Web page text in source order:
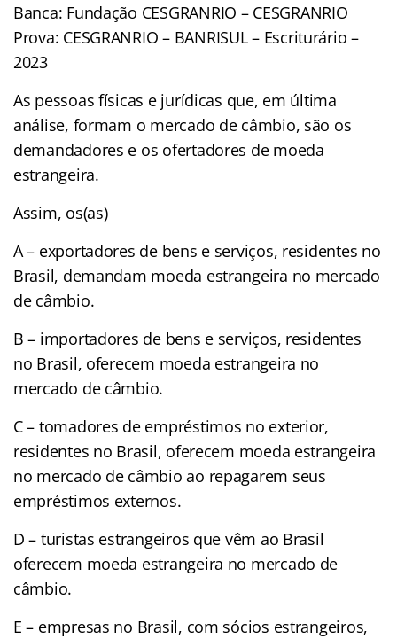
Banca: Fundação CESGRANRIO – CESGRANRIO
Prova: CESGRANRIO – BANRISUL – Escriturário –
2023
As pessoas físicas e jurídicas que, em última
análise, formam o mercado de câmbio, são os
demandadores e os ofertadores de moeda
estrangeira.
Assim, os(as)
A – exportadores de bens e serviços, residentes no
Brasil, demandam moeda estrangeira no mercado
de câmbio.
B – importadores de bens e serviços, residentes
no Brasil, oferecem moeda estrangeira no
mercado de câmbio.
C – tomadores de empréstimos no exterior,
residentes no Brasil, oferecem moeda estrangeira
no mercado de câmbio ao repagarem seus
empréstimos externos.
D – turistas estrangeiros que vêm ao Brasil
oferecem moeda estrangeira no mercado de
câmbio.
E – empresas no Brasil, com sócios estrangeiros,